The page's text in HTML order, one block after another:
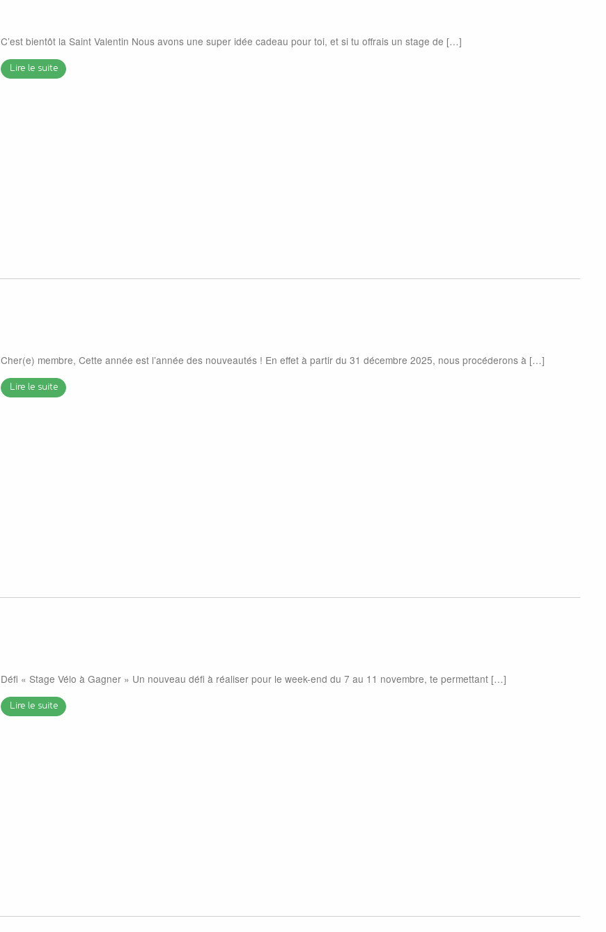
C’est bientôt la Saint Valentin Nous avons une super idée cadeau pour toi, et si tu offrais un stage de […]
Lire le suite
Cher(e) membre, Cette année est l’année des nouveautés ! En effet à partir du 31 décembre 2025, nous procéderons à […]
Lire le suite
Défi « Stage Vélo à Gagner » Un nouveau défi à réaliser pour le week-end du 7 au 11 novembre, te permettant […]
Lire le suite